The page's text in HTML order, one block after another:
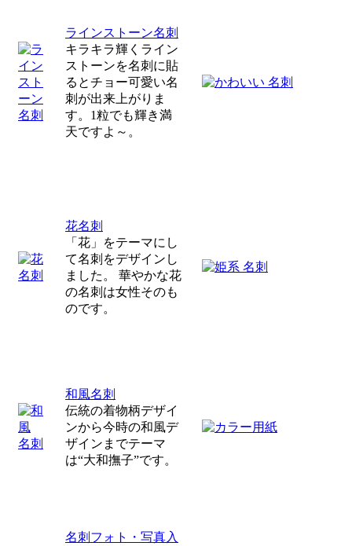
ラインストーン名刺
キラキラ輝くライン
ストーンを名刺に貼
るとチョー可愛い名
刺が出来上がりま
す。1粒でも輝き満
天ですよ～。
花名刺
「花」をテーマにし
て名刺をデザインし
ました。 華やかな花
の名刺は女性そのも
のです。
和風名刺
伝統の着物柄デザイ
ンから今時の和風デ
ザインまでテーマ
は“大和撫子”です。
名刺フォト・写真入